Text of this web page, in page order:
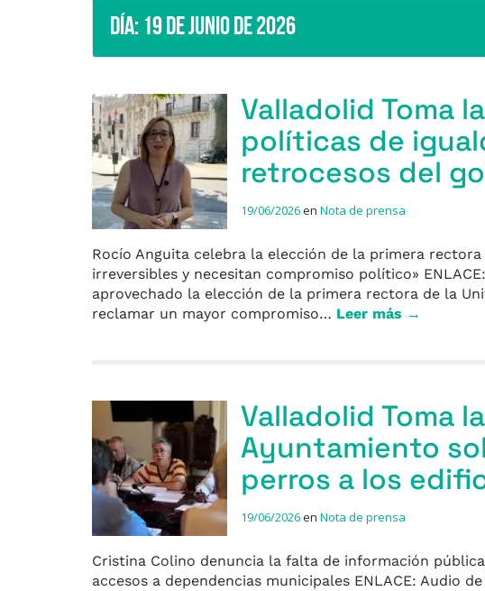
Día: 19 de junio de 2026
Valladolid Toma
políticas de
retrocesos del
19/06/2026en Nota de prensa
Rocío Anguita celebra la elección de la primera
irreversibles y necesitan compromiso político»
aprovechado la elección de la primera rectora de la
reclamar un mayor compromiso… Leer más →
Valladolid Toma
Ayuntamiento
perros a los
19/06/2026en Nota de prensa
Cristina Colino denuncia la falta de información
accesos a dependencias municipales ENLACE: Audio